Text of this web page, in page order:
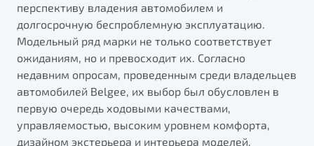
перспективу владения автомобилем и
долгосрочную беспроблемную эксплуатацию.
Модельный ряд марки не только соответствует
ожиданиям, но и превосходит их. Согласно
недавним опросам, проведенным среди владельцев
автомобилей Belgee, их выбор был обусловлен в
первую очередь ходовыми качествами,
управляемостью, высоким уровнем комфорта,
дизайном экстерьера и интерьера моделей.